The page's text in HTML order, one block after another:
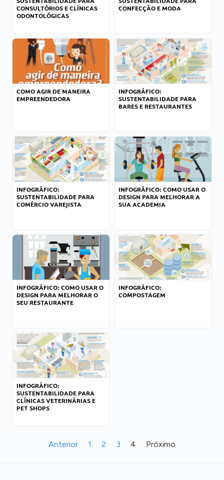
CONSULTÓRIOS E CLÍNICAS
ODONTOLÓGICAS
CONFECÇÃO E MODA
COMO AGIR DE MANEIRA
EMPREENDEDORA
INFOGRÁFICO:
SUSTENTABILIDADE PARA
BARES E RESTAURANTES
INFOGRÁFICO:
SUSTENTABILIDADE PARA
COMÉRCIO VAREJISTA
INFOGRÁFICO: COMO USAR O
DESIGN PARA MELHORAR A
SUA ACADEMIA
INFOGRÁFICO: COMO USAR O
DESIGN PARA MELHORAR O
SEU RESTAURANTE
INFOGRÁFICO:
COMPOSTAGEM
INFOGRÁFICO:
SUSTENTABILIDADE PARA
CLÍNICAS VETERINÁRIAS E
PET SHOPS
Anterior 1 2 3 4 Próximo